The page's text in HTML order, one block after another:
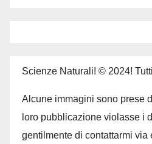
Scienze Naturali! © 2024!
Alcune immagini sono prese
loro pubblicazione violasse i
gentilmente di contattarmi via